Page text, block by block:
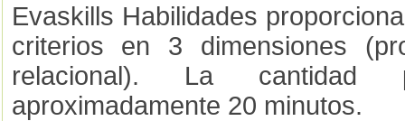
Evaskills Habilidades
criterios en 3 dimensiones
relacional). La
aproximadamente 20 minutos.